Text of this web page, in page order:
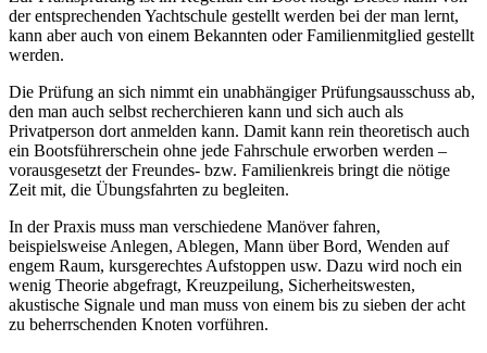
der entsprechenden Yachtschule gestellt werden bei der man lernt,
kann aber auch von einem Bekannten oder Familienmitglied gestellt
werden.
Die Prüfung an sich nimmt ein unabhängiger Prüfungsausschuss ab,
den man auch selbst recherchieren kann und sich auch als
Privatperson dort anmelden kann. Damit kann rein theoretisch auch
ein Bootsführerschein ohne jede Fahrschule erworben werden –
vorausgesetzt der Freundes- bzw. Familienkreis bringt die nötige
Zeit mit, die Übungsfahrten zu begleiten.
In der Praxis muss man verschiedene Manöver fahren,
beispielsweise Anlegen, Ablegen, Mann über Bord, Wenden auf
engem Raum, kursgerechtes Aufstoppen usw. Dazu wird noch ein
wenig Theorie abgefragt, Kreuzpeilung, Sicherheitswesten,
akustische Signale und man muss von einem bis zu sieben der acht
zu beherrschenden Knoten vorführen.